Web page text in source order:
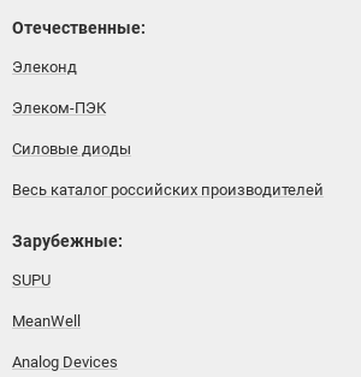
Отечественные:
Элеконд
Элеком-ПЭК
Силовые диоды
Весь каталог российских производителей
Зарубежные:
SUPU
MeanWell
Analog Devices